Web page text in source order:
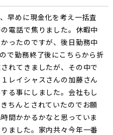
早めに現金化を考え一括査
電話で焦りました。休暇中
ったのですが、後日勤務中
で勤務終了後にこちらから折
れてきましたが、その中で
レイシャスさんの加藤さん
る事にしました。会社もし
ちんとされていたのでお願
間かかるかなと思っていま
ました。家内共々今年一番